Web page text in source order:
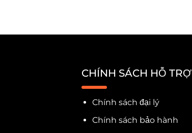
CHÍNH SÁCH HỖ TRỢ
Chính sách đại lý
Chính sách bảo hành